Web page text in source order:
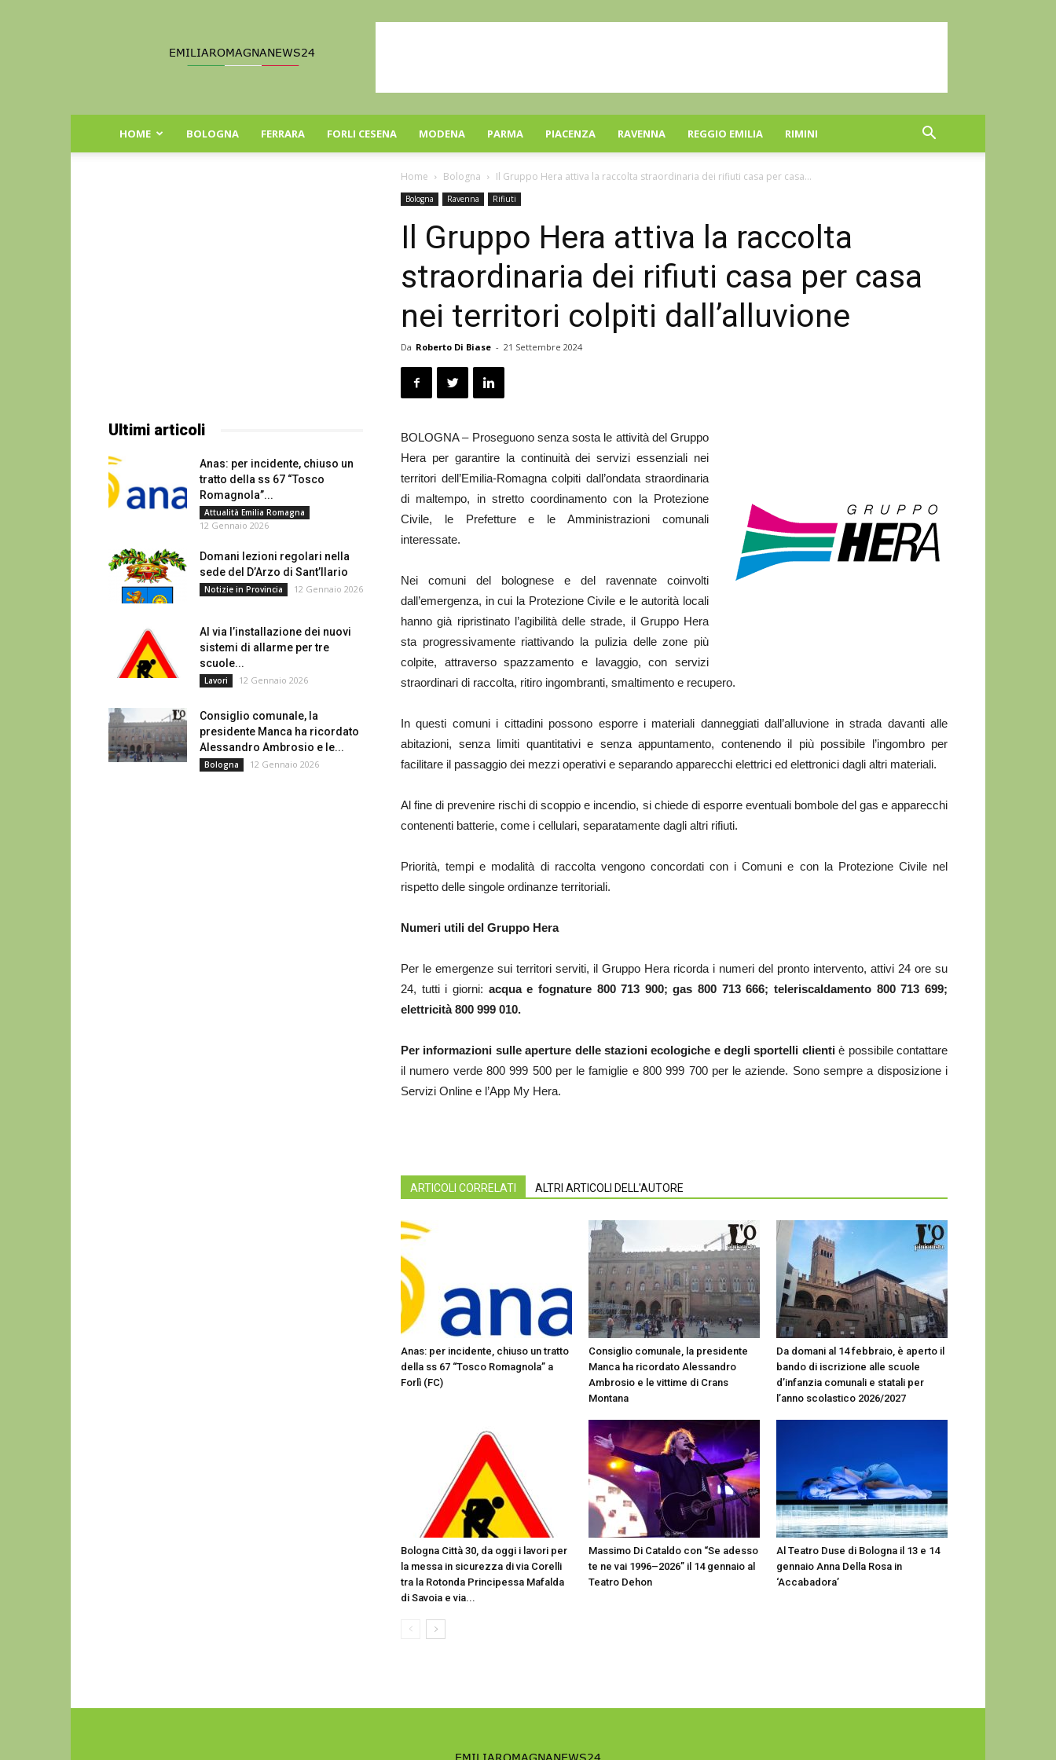
Romagna
HOME BOLOGNA FERRARA FORLI CESENA MODENA PARMA PIACENZA RAVENNA REGGIO EMILIA RIMINI
Home Bologna Il Gruppo Hera attiva la raccolta straordinaria dei rifiuti casa per casa...
Bologna Ravenna Rifiuti
Il Gruppo Hera attiva la raccolta
straordinaria dei rifiuti casa per casa
nei territori colpiti dall’alluvione
Da Roberto Di Biase - 21 Settembre 2024
BOLOGNA – Proseguono senza sosta le attività del Gruppo
Hera per garantire la continuità dei servizi essenziali nei
territori dell’Emilia-Romagna colpiti dall’ondata straordinaria
di maltempo, in stretto coordinamento con la Protezione
Civile, le Prefetture e le Amministrazioni comunali
interessate.
Nei comuni del bolognese e del ravennate coinvolti
dall’emergenza, in cui la Protezione Civile e le autorità locali
hanno già ripristinato l’agibilità delle strade, il Gruppo Hera
sta progressivamente riattivando la pulizia delle zone più
colpite, attraverso spazzamento e lavaggio, con servizi
straordinari di raccolta, ritiro ingombranti, smaltimento e recupero.
In questi comuni i cittadini possono esporre i materiali danneggiati dall’alluvione in strada davanti alle
abitazioni, senza limiti quantitativi e senza appuntamento, contenendo il più possibile l’ingombro per
facilitare il passaggio dei mezzi operativi e separando apparecchi elettrici ed elettronici dagli altri materiali.
Al fine di prevenire rischi di scoppio e incendio, si chiede di esporre eventuali bombole del gas e apparecchi
contenenti batterie, come i cellulari, separatamente dagli altri rifiuti.
Priorità, tempi e modalità di raccolta vengono concordati con i Comuni e con la Protezione Civile nel
rispetto delle singole ordinanze territoriali.
Numeri utili del Gruppo Hera
Per le emergenze sui territori serviti, il Gruppo Hera ricorda i numeri del pronto intervento, attivi 24 ore su
24, tutti i giorni: acqua e fognature 800 713 900; gas 800 713 666; teleriscaldamento 800 713 699;
elettricità 800 999 010.
Per informazioni sulle aperture delle stazioni ecologiche e degli sportelli clientiè possibile contattare
il numero verde 800 999 500 per le famiglie e 800 999 700 per le aziende. Sono sempre a disposizione i
Servizi Online e l’App My Hera.
ARTICOLI CORRELATI ALTRI ARTICOLI DELL'AUTORE
Anas: per incidente, chiuso un tratto
della ss 67 “Tosco Romagnola” a
Forlì (FC)
Consiglio comunale, la presidente
Manca ha ricordato Alessandro
Ambrosio e le vittime di Crans
Montana
Da domani al 14 febbraio, è aperto il
bando di iscrizione alle scuole
d’infanzia comunali e statali per
l’anno scolastico 2026/2027
Bologna Città 30, da oggi i lavori per
la messa in sicurezza di via Corelli
tra la Rotonda Principessa Mafalda
di Savoia e via...
Massimo Di Cataldo con “Se adesso
te ne vai 1996–2026” il 14 gennaio al
Teatro Dehon
Al Teatro Duse di Bologna il 13 e 14
gennaio Anna Della Rosa in
‘Accabadora’
Ultimi articoli
Anas: per incidente, chiuso un
tratto della ss 67 “Tosco
Romagnola”...
Attualità Emilia Romagna
12 Gennaio 2026
Domani lezioni regolari nella
sede del D’Arzo di Sant’Ilario
Notizie in Provincia 12 Gennaio 2026
Al via l’installazione dei nuovi
sistemi di allarme per tre
scuole...
Lavori 12 Gennaio 2026
Consiglio comunale, la
presidente Manca ha ricordato
Alessandro Ambrosio e le...
Bologna 12 Gennaio 2026